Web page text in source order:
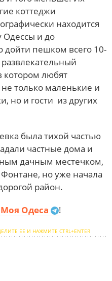
коттеджи
находится
Одессы и до
пешком всего 10-
котором любят
только маленькие и
но и гости из других
была тихой частью
частные дома и
дачным местечком,
но уже начала
район.
Одеса !
ЕЕ И НАЖМИТЕ CTRL+ENTER